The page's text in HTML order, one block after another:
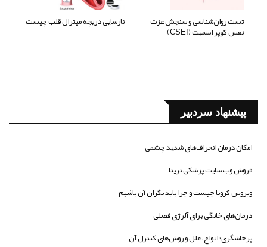
تست روان‌شناسی و سنجش عزت
نفس کوپر اسمیت (CSEI)
نارسایی دریچه میترال قلب چیست
پیشنهاد سردبیر
امکان درمان انحراف‌های شدید چشمی
فروش وب سایت پزشکی تریتا
ویروس کرونا چیست و چرا باید نگران آن باشیم
درمان‌های خانگی برای آلرژی فصلی
پرخاشگری؛ انواع، علل و روش‌های کنترل آن